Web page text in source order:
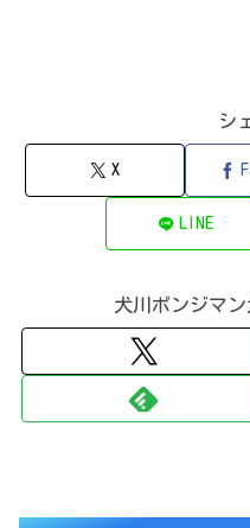
シ
X
LINE
犬川ポンジマ